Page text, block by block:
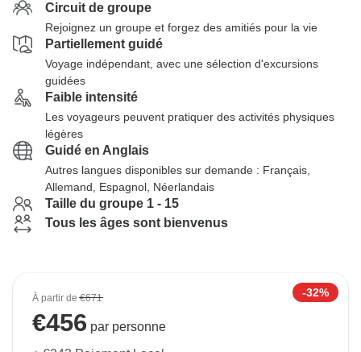
Circuit de groupe
Rejoignez un groupe et forgez des amitiés pour la vie
Partiellement guidé
Voyage indépendant, avec une sélection d'excursions
guidées
Faible intensité
Les voyageurs peuvent pratiquer des activités physiques
légères
Guidé en Anglais
Autres langues disponibles sur demande : Français,
Allemand, Espagnol, Néerlandais
Taille du groupe 1 - 15
Tous les âges sont bienvenus
À partir de€671 -32%
€456 par personne